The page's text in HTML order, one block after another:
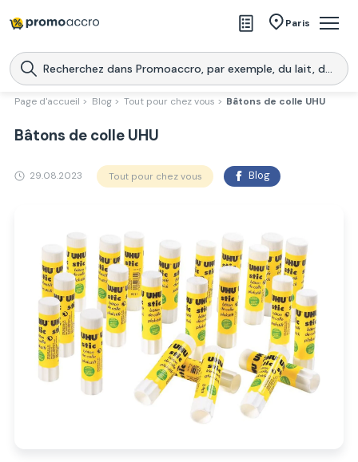
Paris
Magasins
Produits
Télécharge l’application
Promoaccro
Page d'accueil > Blog > Tout pour chez vous > Bâtons de colle UHU
Bâtons de colle UHU
29.08.2023 Tout pour chez vous Blog